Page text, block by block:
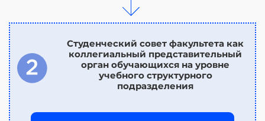
Студенческий совет факультета как
коллегиальный представительный
орган обучающихся на уровне
учебного структурного
подразделения